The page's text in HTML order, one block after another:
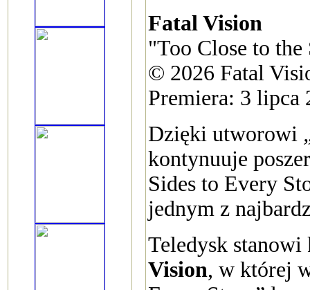
Fatal Vision
"Too Close to
© 2026 Fatal
Premiera: 3 lipca
Dzięki utworowi
kontynuuje
Sides to Every
jednym z
Teledysk
Vision, w której